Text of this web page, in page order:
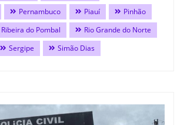
Pernambuco Piauí
Pinhão
Ribeira do Pombal
Rio Grande do Norte
Sergipe Simão Dias